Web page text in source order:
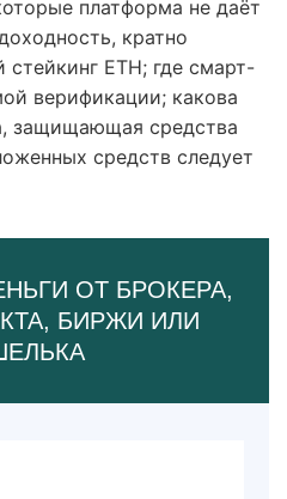
платформа не даёт
кратно
ETH; где смарт-
верификации; какова
защищающая средства
средств следует
ОТ БРОКЕРА,
БИРЖИ ИЛИ